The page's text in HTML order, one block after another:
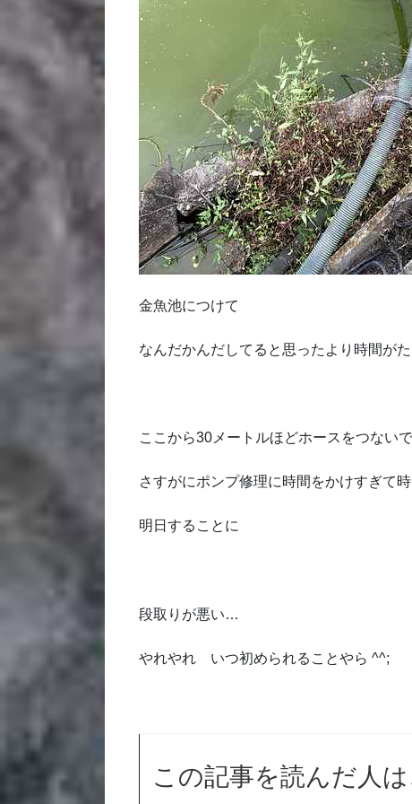
金魚池につけて
なんだかんだしてると思ったより時間が
ここから30メートルほどホースをつない
さすがにポンプ修理に時間をかけすぎて
明日することに
段取りが悪い…
やれやれ いつ初められることやら ^^;
この記事を読んだ人